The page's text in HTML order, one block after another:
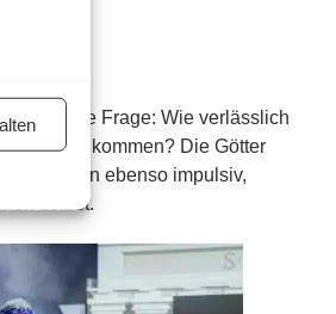
zeitlose Frage: Wie verlässlich
ins Spiel kommen? Die Götter
handeln ebenso impulsiv,
selbst.